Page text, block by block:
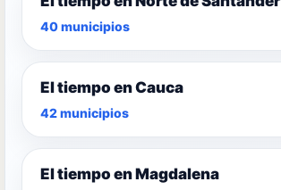
40 municipios
El tiempo en Cauca
42 municipios
El tiempo en Magdalena